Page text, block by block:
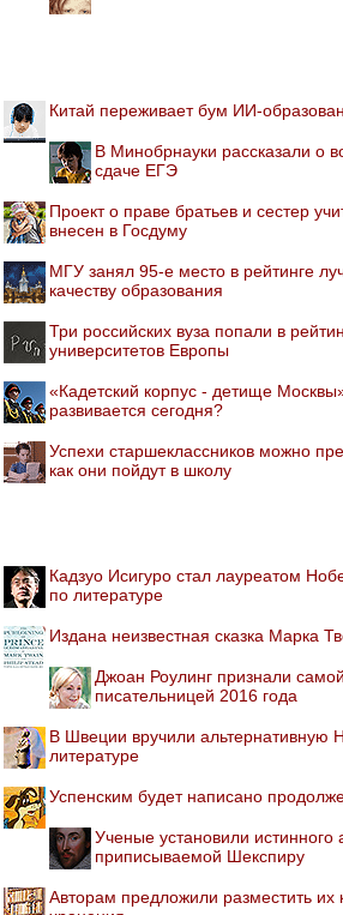
Китай переживает бум ИИ-
В Минобрнауки рассказали о
сдаче ЕГЭ
Проект о праве братьев и сестер
внесен в Госдуму
МГУ занял 95-е место в рейтинге
качеству образования
Три российских вуза попали в
университетов Европы
«Кадетский корпус - детище
развивается сегодня?
Успехи старшеклассников можно
как они пойдут в школу
Кадзуо Исигуро стал лауреатом
по литературе
Издана неизвестная сказка Марка
Джоан Роулинг признали
писательницей 2016 года
В Швеции вручили альтернативную
литературе
Успенским будет написано
Ученые установили истинного
приписываемой Шекспиру
Авторам предложили разместить их